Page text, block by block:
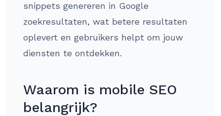
snippets genereren in Google
zoekresultaten, wat betere resultaten
oplevert en gebruikers helpt om jouw
diensten te ontdekken.
Waarom is mobile SEO
belangrijk?